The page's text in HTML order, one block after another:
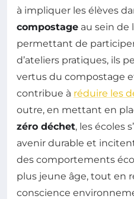
à impliquer les élèves
compostage au sein de
permettant de
d’ateliers pratiques, ils
vertus du compostage
contribue à réduire les
outre, en mettant en
zéro déchet, les écoles
avenir durable et
des comportements
plus jeune âge, tout en
conscience